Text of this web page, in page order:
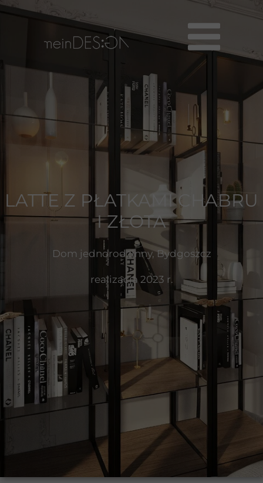
Dom jednorodzinny, Bydgoszcz
realizacja 2023 r.
LATTE Z PŁATKAMI CHABRU
I ZŁOTA